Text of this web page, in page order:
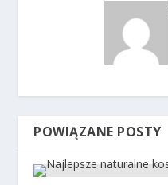
POWIĄZANE POSTY